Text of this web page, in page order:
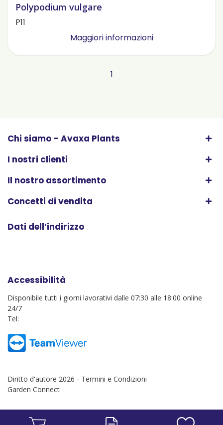
Polypodium vulgare
P11
Maggiori informazioni
1
Chi siamo – Avaxa Plants
I nostri clienti
Il nostro assortimento
Concetti di vendita
Dati dell’indirizzo
Accessibilità
Disponibile tutti i giorni lavorativi dalle 07:30 alle 18:00 online
24/7
Tel:
Diritto d'autore 2026 - Termini e Condizioni
Garden Connect